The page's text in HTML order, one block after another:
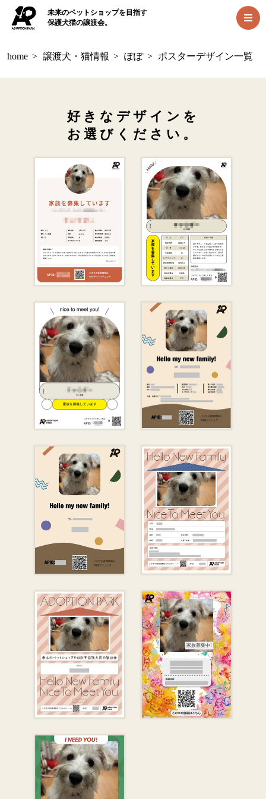
未来のペットショップを目指す
保護犬猫の譲渡会。
home > 譲渡犬・猫情報 > ぽぽ > ポスターデザイン一覧
好きなデザインを
お選びください。